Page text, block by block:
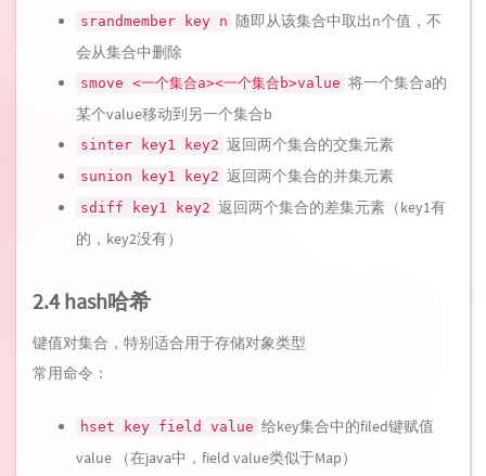
srandmember key n 随即从该集合中取出n个值，不
会从集合中删除
smove <一个集合a><一个集合b>value 将一个集合a的
某个value移动到另一个集合b
sinter key1 key2 返回两个集合的交集元素
sunion key1 key2 返回两个集合的并集元素
sdiff key1 key2 返回两个集合的差集元素（key1有
的，key2没有）
2.4 hash哈希
键值对集合，特别适合用于存储对象类型
常用命令：
hset key field value 给key集合中的filed键赋值
value （在java中，field value类似于Map）